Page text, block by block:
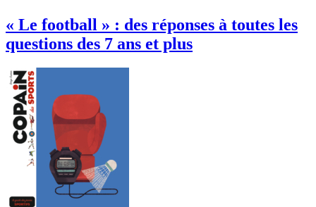
« Le football » : des réponses à toutes les
questions des 7 ans et plus